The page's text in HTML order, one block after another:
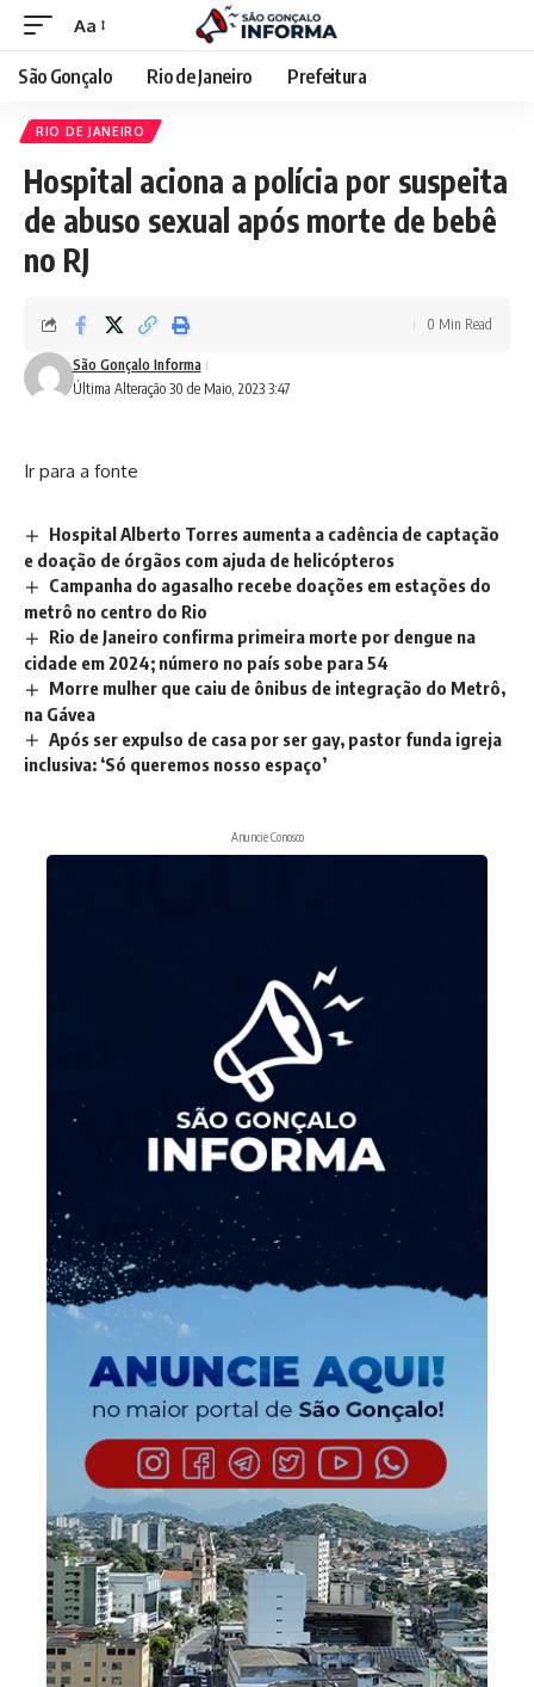
Aa
São Gonçalo Rio de Janeiro Prefeitura
RIO DE JANEIRO
Hospital aciona a polícia por suspeita
de abuso sexual após morte de bebê
no RJ
Última Alteração 30 de Maio, 2023 3:47
São Gonçalo Informa
0 Min Read
Ir para a fonte
Hospital Alberto Torres aumenta a cadência de captação
e doação de órgãos com ajuda de helicópteros
Campanha do agasalho recebe doações em estações do
metrô no centro do Rio
Rio de Janeiro confirma primeira morte por dengue na
cidade em 2024; número no país sobe para 54
Morre mulher que caiu de ônibus de integração do Metrô,
na Gávea
Após ser expulso de casa por ser gay, pastor funda igreja
inclusiva: ‘Só queremos nosso espaço’
Anuncie Conosco